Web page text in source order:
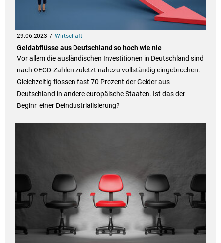
29.06.2023 Wirtschaft
Geldabflüsse aus Deutschland so hoch wie nie
Vor allem die ausländischen Investitionen in Deutschland sind
nach OECD-Zahlen zuletzt nahezu vollständig eingebrochen.
Gleichzeitig flossen fast 70 Prozent der Gelder aus
Deutschland in andere europäische Staaten. Ist das der
Beginn einer Deindustrialisierung?